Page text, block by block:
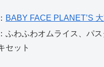
BABY FACE PLANET’S
ふわふわオムライス、パ
セット